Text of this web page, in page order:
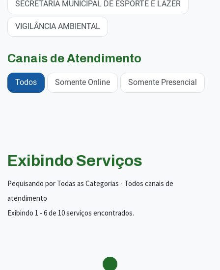
SECRETARIA MUNICIPAL DE ESPORTE E LAZER
VIGILÂNCIA AMBIENTAL
Canais de Atendimento
Todos Somente Online Somente Presencial
Exibindo Serviços
Pequisando por Todas as Categorias - Todos canais de
atendimento
Exibindo 1 - 6 de 10 serviços encontrados.